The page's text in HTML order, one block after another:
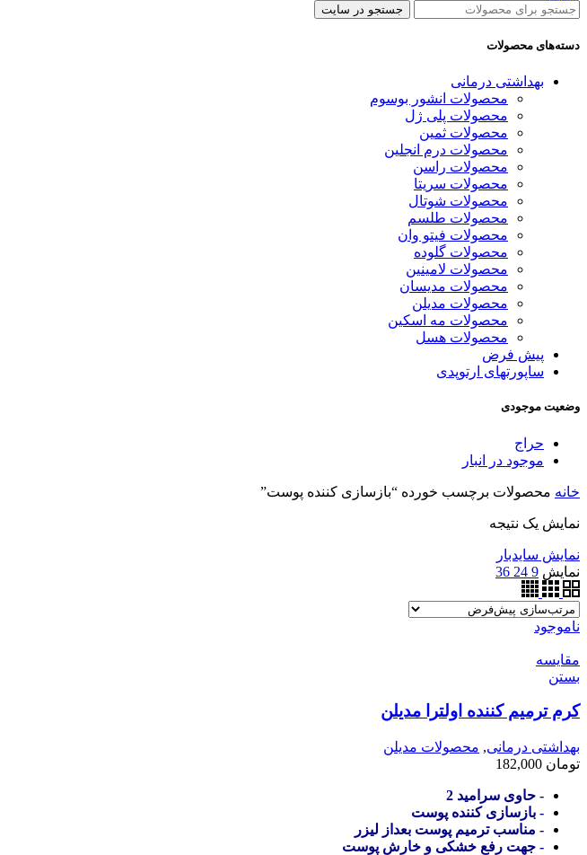
جستجو در سایت
دسته‌های محصولات
بهداشتی درمانی
محصولات انشور بوسوم
محصولات پلی ژل
محصولات ثمین
محصولات درم انجلین
محصولات راسن
محصولات سریتا
محصولات شوتال
محصولات طلسم
محصولات فیتو وان
محصولات گلوده
محصولات لامینین
محصولات مدیسان
محصولات مدیلن
محصولات مه اسکین
محصولات هسل
پیش فرض
ساپورتهای ارتوپدی
وضعیت موجودی
حراج
موجود در انبار
خانه محصولات برچسب خورده “بازسازی کننده پوست”
نمایش یک نتیجه
نمایش سایدبار
نمایش 9
24
36
ناموجود
مقایسه
بستن
کرم ترمیم کننده اولترا مدیلن
بهداشتی درمانی, محصولات مدیلن
تومان
- حاوی سرامید 2
- بازسازی کننده پوست
- مناسب ترمیم پوست بعداز لیزر
- جهت رفع خشکی و خارش پوست